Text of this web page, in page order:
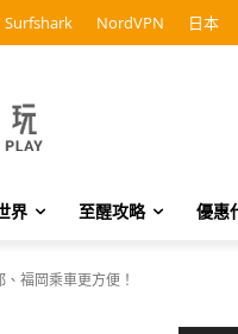
Surfshark NordVPN 日本
界 至醒攻略 優惠
福岡乘車更方便！